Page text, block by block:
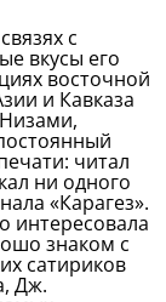
с
вкусы его
восточной
и Кавказа
читал
ни одного
«Карагез».
интересовала
знаком с
сатириков
Дж.